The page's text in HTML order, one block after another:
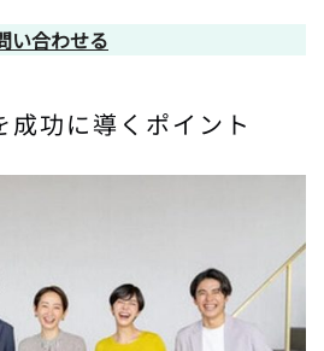
い合わせる
成功に導くポイント